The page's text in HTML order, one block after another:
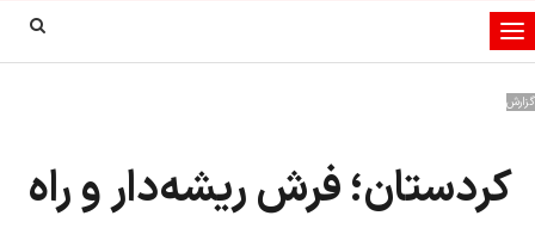
تغییر
وضعیت
گزارش
کردستان؛ فرش ریشه‌دار و راه